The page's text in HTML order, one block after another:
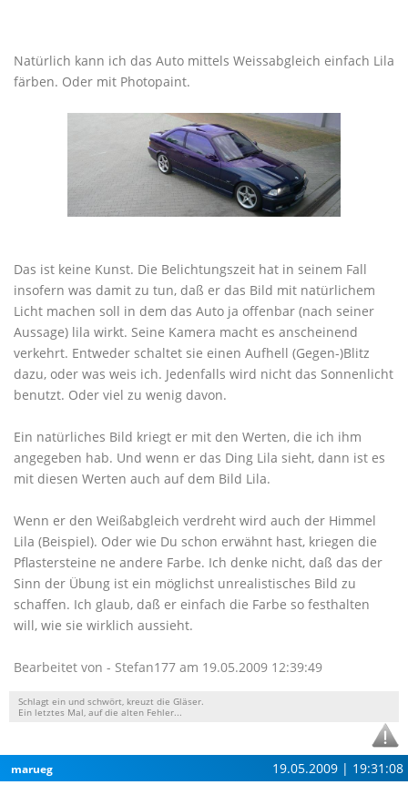
Natürlich kann ich das Auto mittels Weissabgleich einfach Lila
färben. Oder mit Photopaint.
Das ist keine Kunst. Die Belichtungszeit hat in seinem Fall
insofern was damit zu tun, daß er das Bild mit natürlichem
Licht machen soll in dem das Auto ja offenbar (nach seiner
Aussage) lila wirkt. Seine Kamera macht es anscheinend
verkehrt. Entweder schaltet sie einen Aufhell (Gegen-)Blitz
dazu, oder was weis ich. Jedenfalls wird nicht das Sonnenlicht
benutzt. Oder viel zu wenig davon.
Ein natürliches Bild kriegt er mit den Werten, die ich ihm
angegeben hab. Und wenn er das Ding Lila sieht, dann ist es
mit diesen Werten auch auf dem Bild Lila.
Wenn er den Weißabgleich verdreht wird auch der Himmel
Lila (Beispiel). Oder wie Du schon erwähnt hast, kriegen die
Pflastersteine ne andere Farbe. Ich denke nicht, daß das der
Sinn der Übung ist ein möglichst unrealistisches Bild zu
schaffen. Ich glaub, daß er einfach die Farbe so festhalten
will, wie sie wirklich aussieht.
Bearbeitet von - Stefan177 am 19.05.2009 12:39:49
Schlagt ein und schwört, kreuzt die Gläser.
Ein letztes Mal, auf die alten Fehler...
marueg 19.05.2009 | 19:31:08